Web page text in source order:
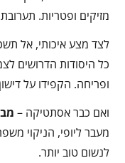
מזיקים ופטריות.
לצד מצע איכותי, אל
כל היסודות הדרושים
ופריחה. הקפידו על דישון כל 2–3 שבועות, לפי
ואם כבר אסתטיקה –
מעבר ליופי, הניקוי
לנשום טוב יותר.